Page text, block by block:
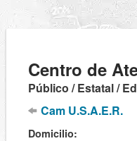
Centro de
Público / Estatal /
Cam U.S.A.E.R.
Domicilio: